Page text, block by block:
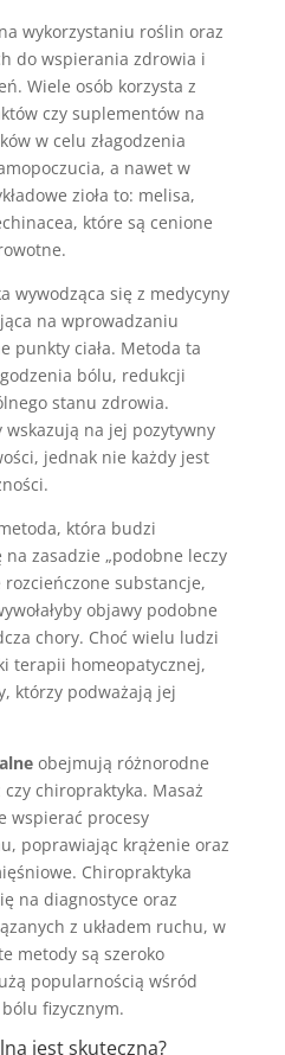
wykorzystaniu roślin oraz
do wspierania zdrowia i
Wiele osób korzysta z
czy suplementów na
w celu złagodzenia
a nawet w
zioła to: melisa,
które są cenione
wywodząca się z medycyny
na wprowadzaniu
punkty ciała. Metoda ta
bólu, redukcji
stanu zdrowia.
na jej pozytywny
jednak nie każdy jest
która budzi
zasadzie „podobne leczy
substancje,
objawy podobne
chory. Choć wielu ludzi
terapii homeopatycznej,
którzy podważają jej
obejmują różnorodne
chiropraktyka. Masaż
wspierać procesy
poprawiając krążenie oraz
Chiropraktyka
na diagnostyce oraz
z układem ruchu, w
metody są szeroko
popularnością wśród
fizycznym.
jest skuteczna?